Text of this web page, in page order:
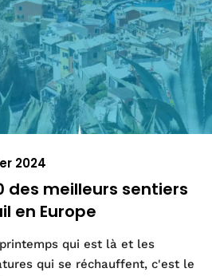
2024
des meilleurs sentiers
en Europe
qui est là et les
qui se réchauffent, c'est le